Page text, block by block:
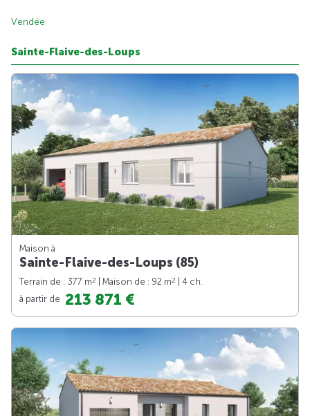
Vendée
Sainte-Flaive-des-Loups
Maison à
Sainte-Flaive-des-Loups (85)
Terrain de : 377 m2 | Maison de : 92 m2
| 4 ch.
à partir de 213 871 €